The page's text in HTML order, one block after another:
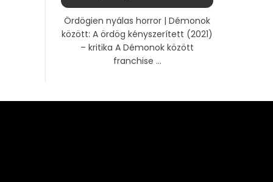
Ördögien nyálas horror | Démonok
között: A ördög kényszerített (2021)
– kritika A Démonok között
franchise ...